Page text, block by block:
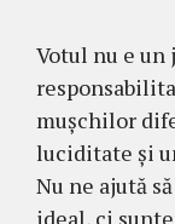
Votul nu e un
mușchilor
luciditate și
Nu ne ajută
ideal, ci